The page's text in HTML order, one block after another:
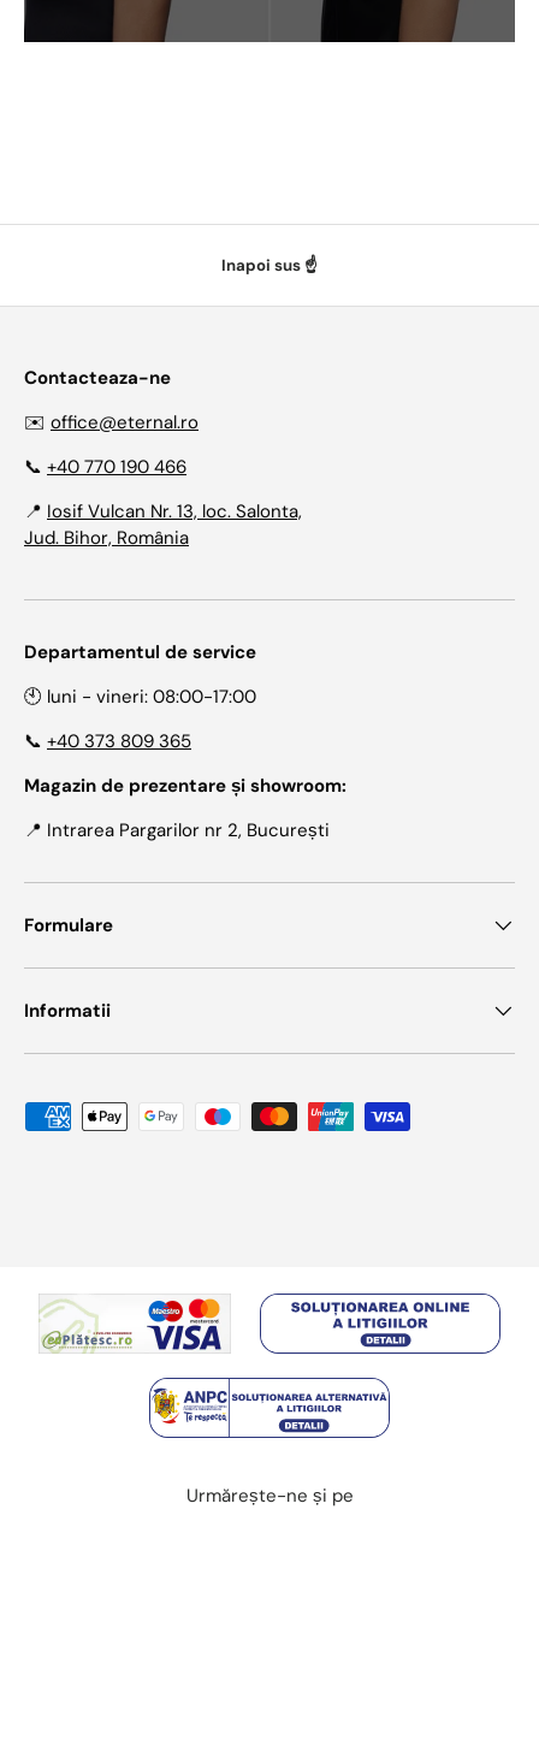
Inapoi sus ☝️
Contacteaza-ne
✉️ office@eternal.ro
📞 +40 770 190 466
📍 Iosif Vulcan Nr. 13, loc. Salonta,
Jud. Bihor, România
Departamentul de service
🕙 luni - vineri: 08:00-17:00
📞 +40 373 809 365
Magazin de prezentare și showroom:
📍 Intrarea Pargarilor nr 2, București
Formulare
Informatii
Metode de plata acceptate
Urmărește-ne și pe